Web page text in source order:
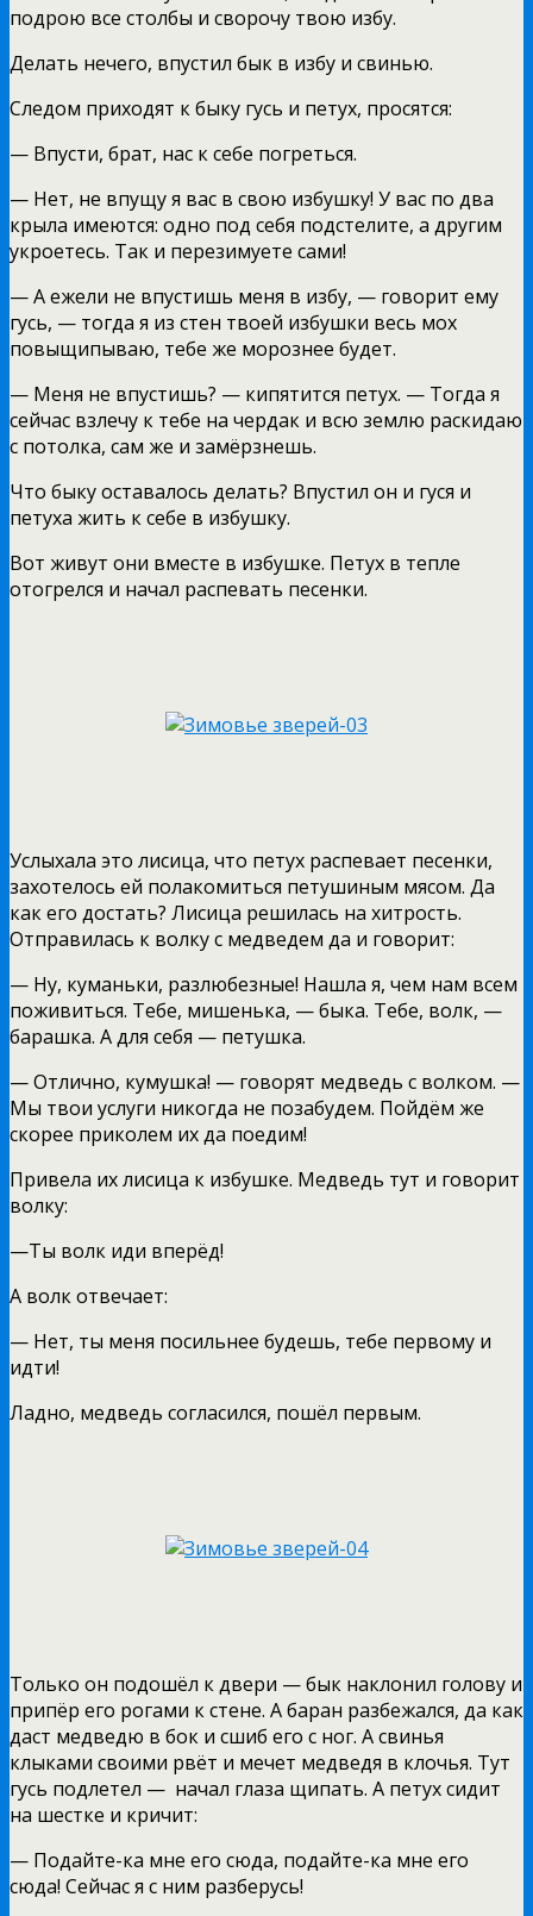
подрою все столбы и сворочу твою избу.
Делать нечего, впустил бык в избу и свинью.
Следом приходят к быку гусь и петух, просятся:
— Впусти, брат, нас к себе погреться.
— Нет, не впущу я вас в свою избушку! У вас по два
крыла имеются: одно под себя подстелите, а другим
укроетесь. Так и перезимуете сами!
— А ежели не впустишь меня в избу, — говорит ему
гусь, — тогда я из стен твоей избушки весь мох
повыщипываю, тебе же морознее будет.
— Меня не впустишь? — кипятится петух. — Тогда я
сейчас взлечу к тебе на чердак и всю землю раскидаю
с потолка, сам же и замёрзнешь.
Что быку оставалось делать? Впустил он и гуся и
петуха жить к себе в избушку.
Вот живут они вместе в избушке. Петух в тепле
отогрелся и начал распевать песенки.
Услыхала это лисица, что петух распевает песенки,
захотелось ей полакомиться петушиным мясом. Да
как его достать? Лисица решилась на хитрость.
Отправилась к волку с медведем да и говорит:
— Ну, куманьки, разлюбезные! Нашла я, чем нам всем
поживиться. Тебе, мишенька, — быка. Тебе, волк, —
барашка. А для себя — петушка.
— Отлично, кумушка! — говорят медведь с волком. —
Мы твои услуги никогда не позабудем. Пойдём же
скорее приколем их да поедим!
Привела их лисица к избушке. Медведь тут и говорит
волку:
—Ты волк иди вперёд!
А волк отвечает:
— Нет, ты меня посильнее будешь, тебе первому и
идти!
Ладно, медведь согласился, пошёл первым.
Только он подошёл к двери — бык наклонил голову и
припёр его рогами к стене. А баран разбежался, да как
даст медведю в бок и сшиб его с ног. А свинья
клыками своими рвёт и мечет медведя в клочья. Тут
гусь подлетел — начал глаза щипать. А петух сидит
на шестке и кричит:
— Подайте-ка мне его сюда, подайте-ка мне его
сюда! Сейчас я с ним разберусь!